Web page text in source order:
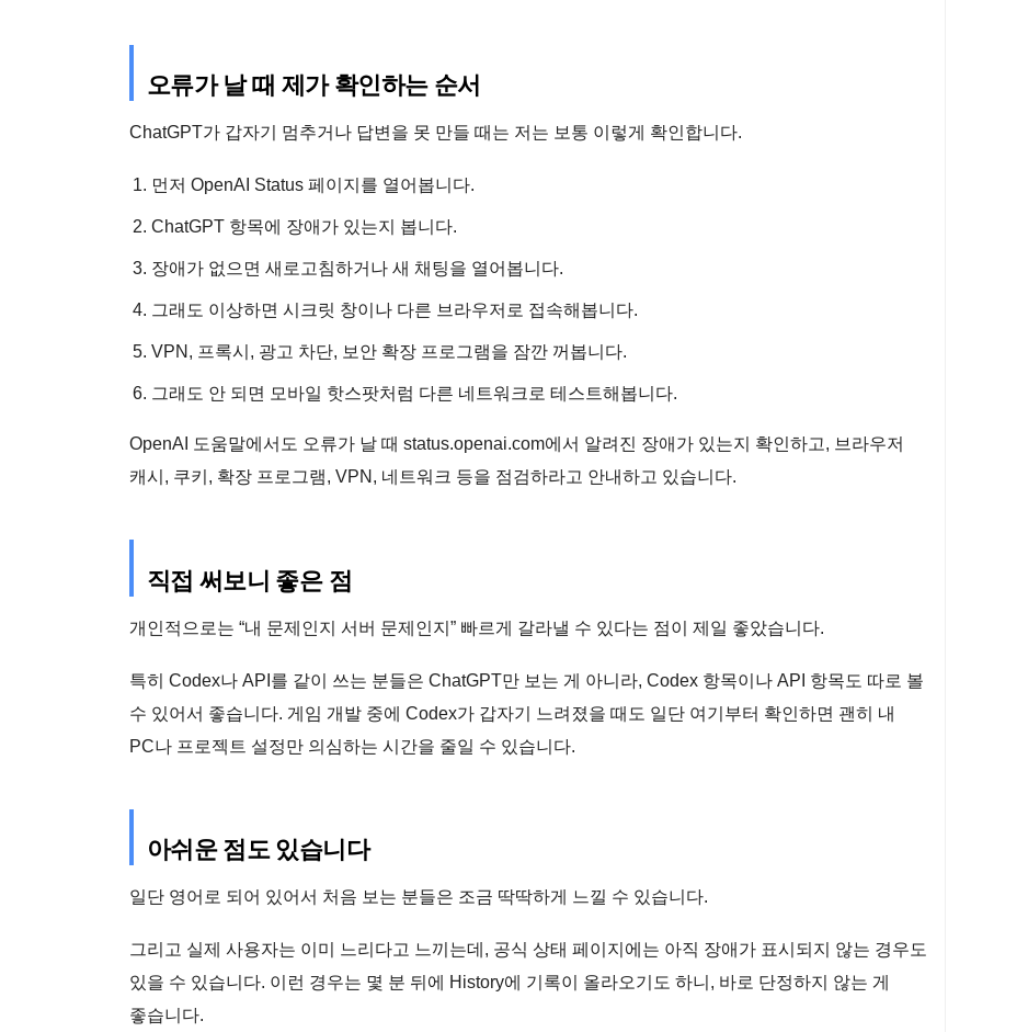
오류가 날 때 제가 확인하는 순서
ChatGPT가 갑자기 멈추거나 답변을 못 만들 때는 저는 보통 이렇게 확인합니다.
먼저 OpenAI Status 페이지를 열어봅니다.
ChatGPT 항목에 장애가 있는지 봅니다.
장애가 없으면 새로고침하거나 새 채팅을 열어봅니다.
그래도 이상하면 시크릿 창이나 다른 브라우저로 접속해봅니다.
VPN, 프록시, 광고 차단, 보안 확장 프로그램을 잠깐 꺼봅니다.
그래도 안 되면 모바일 핫스팟처럼 다른 네트워크로 테스트해봅니다.
OpenAI 도움말에서도 오류가 날 때 status.openai.com에서 알려진 장애가 있는지 확인하고, 브라우저
캐시, 쿠키, 확장 프로그램, VPN, 네트워크 등을 점검하라고 안내하고 있습니다.
직접 써보니 좋은 점
개인적으로는 “내 문제인지 서버 문제인지” 빠르게 갈라낼 수 있다는 점이 제일 좋았습니다.
특히 Codex나 API를 같이 쓰는 분들은 ChatGPT만 보는 게 아니라, Codex 항목이나 API 항목도 따로 볼
수 있어서 좋습니다. 게임 개발 중에 Codex가 갑자기 느려졌을 때도 일단 여기부터 확인하면 괜히 내
PC나 프로젝트 설정만 의심하는 시간을 줄일 수 있습니다.
아쉬운 점도 있습니다
일단 영어로 되어 있어서 처음 보는 분들은 조금 딱딱하게 느낄 수 있습니다.
그리고 실제 사용자는 이미 느리다고 느끼는데, 공식 상태 페이지에는 아직 장애가 표시되지 않는 경우도
있을 수 있습니다. 이런 경우는 몇 분 뒤에 History에 기록이 올라오기도 하니, 바로 단정하지 않는 게
좋습니다.